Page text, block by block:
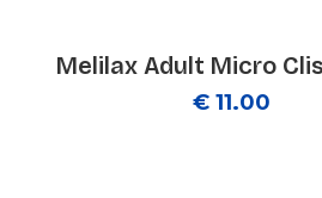
Melilax Adult Micro
€ 11.00